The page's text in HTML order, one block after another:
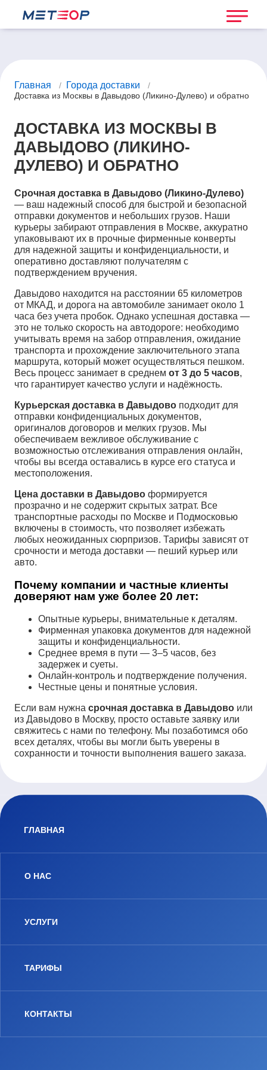
Главная / Города доставки
/
Доставка из Москвы в Давыдово (Ликино-Дулево) и обратно
ДОСТАВКА ИЗ МОСКВЫ В
ДАВЫДОВО (ЛИКИНО-
ДУЛЕВО) И ОБРАТНО
Срочная доставка в Давыдово (Ликино-Дулево)
— ваш надежный способ для быстрой и безопасной
отправки документов и небольших грузов. Наши
курьеры забирают отправления в Москве, аккуратно
упаковывают их в прочные фирменные конверты
для надежной защиты и конфиденциальности, и
оперативно доставляют получателям с
подтверждением вручения.
Давыдово находится на расстоянии 65 километров
от МКАД, и дорога на автомобиле занимает около 1
часа без учета пробок. Однако успешная доставка —
это не только скорость на автодороге: необходимо
учитывать время на забор отправления, ожидание
транспорта и прохождение заключительного этапа
маршрута, который может осуществляться пешком.
Весь процесс занимает в среднем от 3 до 5 часов,
что гарантирует качество услуги и надёжность.
Курьерская доставка в Давыдово подходит для
отправки конфиденциальных документов,
оригиналов договоров и мелких грузов. Мы
обеспечиваем вежливое обслуживание с
возможностью отслеживания отправления онлайн,
чтобы вы всегда оставались в курсе его статуса и
местоположения.
Цена доставки в Давыдово формируется
прозрачно и не содержит скрытых затрат. Все
транспортные расходы по Москве и Подмосковью
включены в стоимость, что позволяет избежать
любых неожиданных сюрпризов. Тарифы зависят от
срочности и метода доставки — пеший курьер или
авто.
Почему компании и частные клиенты
доверяют нам уже более 20 лет:
Опытные курьеры, внимательные к деталям.
Фирменная упаковка документов для надежной
защиты и конфиденциальности.
Среднее время в пути — 3–5 часов, без
задержек и суеты.
Онлайн-контроль и подтверждение получения.
Честные цены и понятные условия.
Если вам нужна срочная доставка в Давыдово или
из Давыдово в Москву, просто оставьте заявку или
свяжитесь с нами по телефону. Мы позаботимся обо
всех деталях, чтобы вы могли быть уверены в
сохранности и точности выполнения вашего заказа.
ГЛАВНАЯ
О НАС
УСЛУГИ
ТАРИФЫ
КОНТАКТЫ